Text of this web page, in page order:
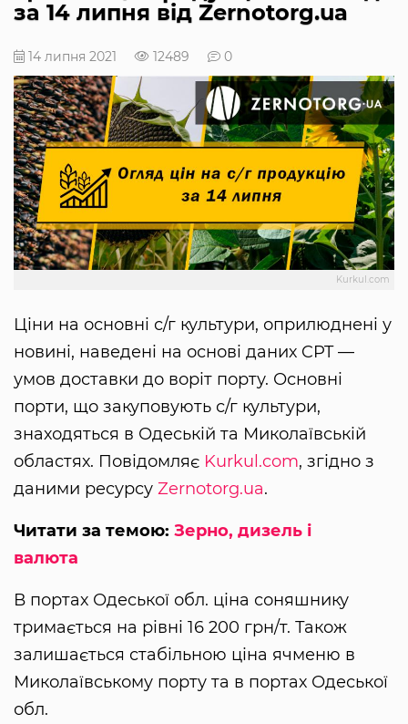
за 14 липня від Zernotorg.ua
14 липня 2021 12489 0
Kurkul.com
Ціни на основні с/г культури, оприлюднені у
новині, наведені на основі даних CPT —
умов доставки до воріт порту. Основні
порти, що закуповують с/г культури,
знаходяться в Одеській та Миколаївській
областях. Повідомляє Kurkul.com, згідно з
даними ресурсу Zernotorg.ua.
Читати за темою: Зерно, дизель і
валюта
В портах Одеської обл. ціна соняшнику
тримається на рівні 16 200 грн/т. Також
залишається стабільною ціна ячменю в
Миколаївському порту та в портах Одеської
обл.